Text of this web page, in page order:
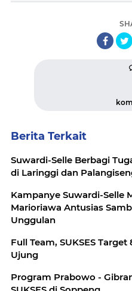
Berita Terkait
Suwardi-Selle Berbagi
di Laringgi dan
Kampanye Suwardi-Selle
Marioriawa Antusias
Unggulan
Full Team, SUKSES
Ujung
Program Prabowo -